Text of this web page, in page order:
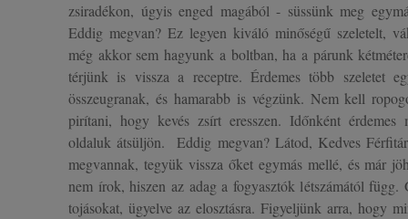
zsiradékon, úgyis enged magából - süssünk meg
Eddig megvan? Ez legyen kiváló minőségű szeletelt,
még akkor sem hagyunk a boltban, ha a párunk
térjünk is vissza a receptre. Érdemes több szeletet
összeugranak, és hamarabb is végzünk. Nem kell
pirítani, hogy kevés zsírt eresszen. Időnként
oldaluk átsüljön. Eddig megvan? Látod, Kedves
megvannak, tegyük vissza őket egymás mellé, és már
nem írok, hiszen az adag a fogyasztók létszámától függ.
tojásokat, ügyelve az elosztásra. Figyeljünk arra, hogy